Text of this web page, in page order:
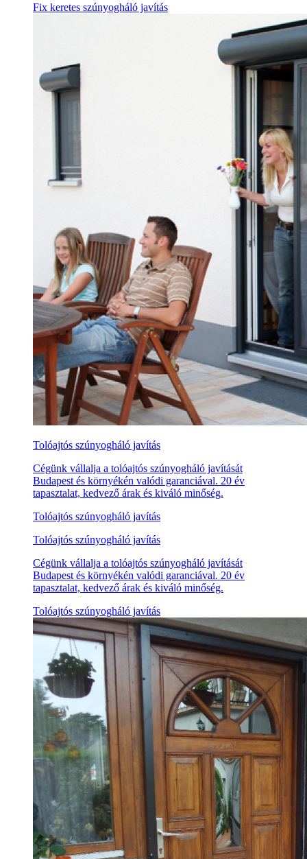
Fix keretes szúnyogháló javítás
Tolóajtós szúnyogháló javítás
Cégünk vállalja a tolóajtós szúnyogháló javítását
Budapest és környékén valódi garanciával. 20 év
tapasztalat, kedvező árak és kiváló minőség.
Tolóajtós szúnyogháló javítás
Tolóajtós szúnyogháló javítás
Cégünk vállalja a tolóajtós szúnyogháló javítását
Budapest és környékén valódi garanciával. 20 év
tapasztalat, kedvező árak és kiváló minőség.
Tolóajtós szúnyogháló javítás